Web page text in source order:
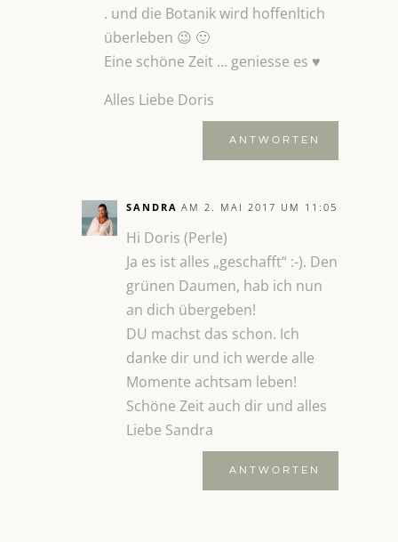
. und die Botanik wird hoffenltich
überleben 😉 🙂
Eine schöne Zeit … geniesse es ♥
Alles Liebe Doris
ANTWORTEN
SANDRA AM 2. MAI 2017 UM 11:05
Hi Doris (Perle)
Ja es ist alles „geschafft“ :-). Den
grünen Daumen, hab ich nun
an dich übergeben!
DU machst das schon. Ich
danke dir und ich werde alle
Momente achtsam leben!
Schöne Zeit auch dir und alles
Liebe Sandra
ANTWORTEN